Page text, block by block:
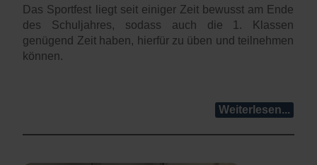
Das Sportfest liegt seit einiger Zeit bewusst am Ende
des Schuljahres, sodass auch die 1. Klassen
genügend Zeit haben, hierfür zu üben und teilnehmen
können.
Weiterlesen...